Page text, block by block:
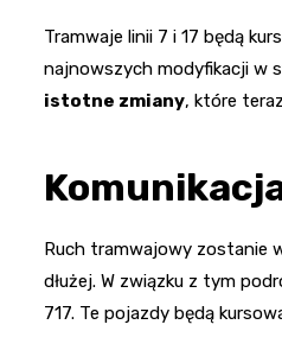
Tramwaje linii 7 i 17 będą
najnowszych modyfikacji w
istotne zmiany, które
Ruch tramwajowy zostanie
dłużej. W związku z tym
717. Te pojazdy będą